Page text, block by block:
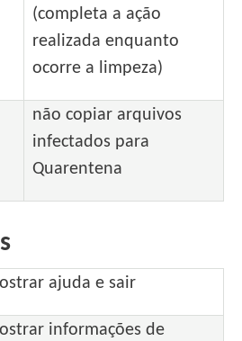
(completa a ação
realizada enquanto
ocorre a limpeza)
não copiar arquivos
infectados para
Quarentena
ajuda e sair
informações de